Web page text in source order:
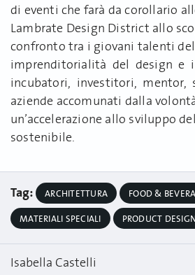
di eventi che farà da corollario
Lambrate Design District allo
confronto tra i giovani talenti
imprenditorialità del design e
incubatori, investitori, mentor,
aziende accomunati dalla
un’accelerazione allo sviluppo
sostenibile.
Tag: ARCHITETTURA FOOD &
MATERIALI SPECIALI PRODUCT DESIGN
Isabella Castelli